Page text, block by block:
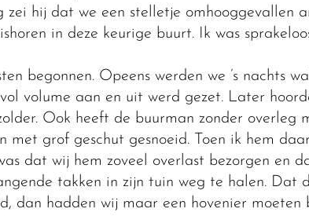
zei hij dat we een stelletje omhooggevallen
in deze keurige buurt. Ik was
begonnen. Opeens werden we ’s nachts
volume aan en uit werd gezet. Later
Ook heeft de buurman zonder overleg
met grof geschut gesnoeid. Toen ik hem
dat wij hem zoveel overlast bezorgen en
takken in zijn tuin weg te halen. Dat
dan hadden wij maar een hovenier